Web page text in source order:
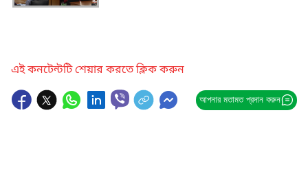
এই কনটেন্টটি শেয়ার করতে ক্লিক করুন
আপনার মতামত প্রদান করুন